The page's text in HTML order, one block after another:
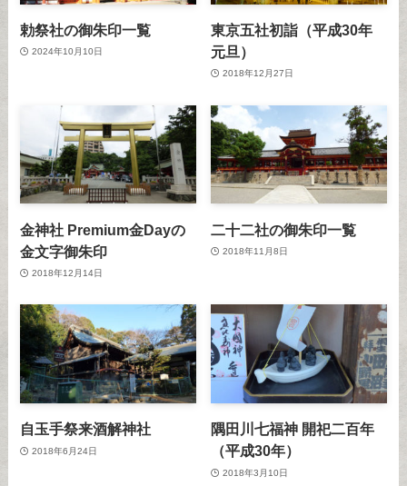
勅祭社の御朱印一覧
2024年10月10日
東京五社初詣（平成30年
元旦）
2018年12月27日
金神社 Premium金Dayの
金文字御朱印
2018年12月14日
二十二社の御朱印一覧
2018年11月8日
自玉手祭来酒解神社
2018年6月24日
隅田川七福神 開祀二百年
（平成30年）
2018年3月10日